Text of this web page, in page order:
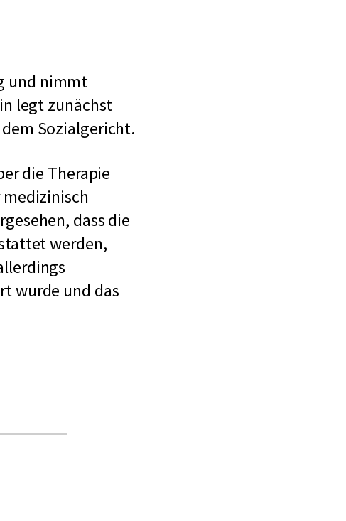
und nimmt
legt zunächst
Sozialgericht.
die Therapie
dass die
werden,
wurde und das